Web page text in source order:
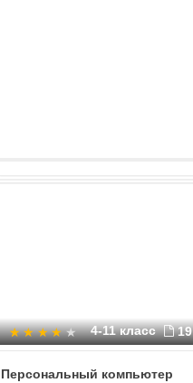
4-11 класс 19
Персональный компьютер